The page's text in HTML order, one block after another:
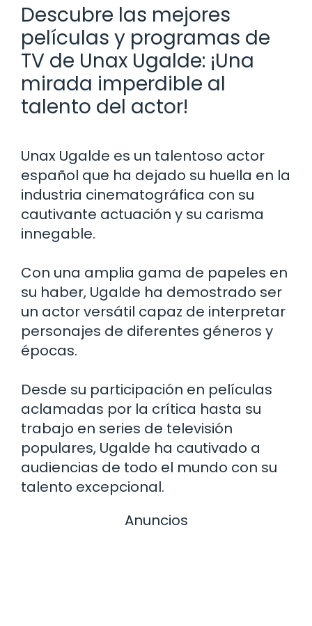
Descubre las mejores
películas y programas de
TV de Unax Ugalde: ¡Una
mirada imperdible al
talento del actor!
Unax Ugalde es un talentoso actor
español que ha dejado su huella en la
industria cinematográfica con su
cautivante actuación y su carisma
innegable.
Con una amplia gama de papeles en
su haber, Ugalde ha demostrado ser
un actor versátil capaz de interpretar
personajes de diferentes géneros y
épocas.
Desde su participación en películas
aclamadas por la crítica hasta su
trabajo en series de televisión
populares, Ugalde ha cautivado a
audiencias de todo el mundo con su
talento excepcional.
Anuncios